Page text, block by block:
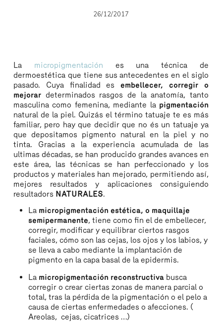
26/12/2017
La micropigmentación es una técnica de
dermoestética que tiene sus antecedentes en el siglo
pasado. Cuya finalidad esembellecer, corregir o
mejorardeterminados rasgos de la anatomía, tanto
masculina como femenina, mediante la pigmentación
natural de la piel. Quizás el término tatuaje te es más
familiar, pero hay que decidir que no és un tatuaje ya
que depositamos pigmento natural en la piel y no
tinta. Gracias a la experiencia acumulada de las
ultimas décadas, se han producido grandes avances en
este área, las técnicas se han perfeccionado y los
productos y materiales han mejorado, permitiendo así,
mejores resultados y aplicaciones consiguiendo
resultadors NATURALES.
La micropigmentación estética, o maquillaje
semipermanente, tiene como fin el de embellecer,
corregir, modificar y equilibrar ciertos rasgos
faciales, cómo son las cejas, los ojos y los labios, y
se lleva a cabo mediante la implantación de
pigmento en la capa basal de la epidermis.
La micropigmentación reconstructivabusca
corregir o crear ciertas zonas de manera parcial o
total, tras la pérdida de la pigmentación o el pelo a
causa de ciertas enfermedades o afecciones. (
Areolas, cejas, cicatrices …)